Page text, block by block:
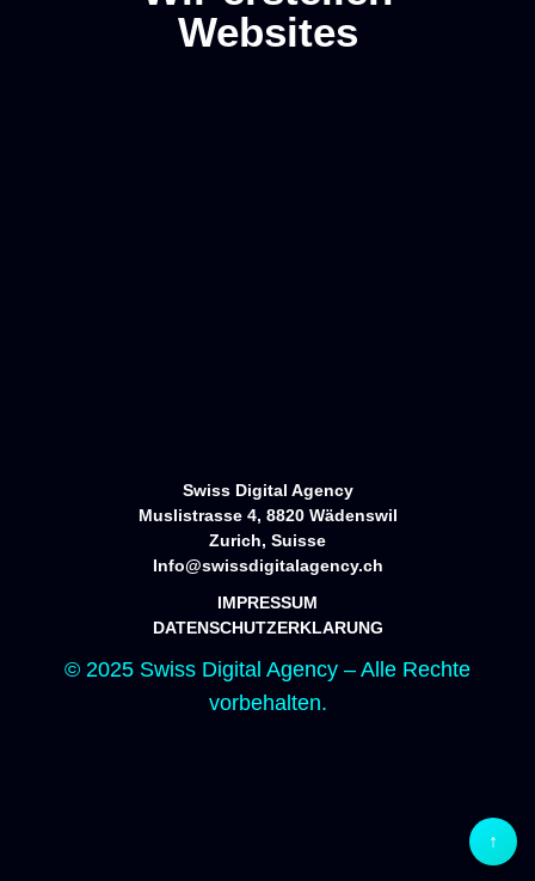
Websites
Swiss Digital Agency
Muslistrasse 4, 8820 Wädenswil
Zurich, Suisse
Info@swissdigitalagency.ch
IMPRESSUM
DATENSCHUTZERKLARUNG
© 2025 Swiss Digital Agency – Alle Rechte
vorbehalten.
↑